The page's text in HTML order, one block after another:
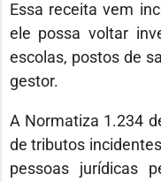
Essa receita vem
ele possa voltar
escolas, postos de
gestor.
A Normatiza 1.234
de tributos
pessoas jurídicas